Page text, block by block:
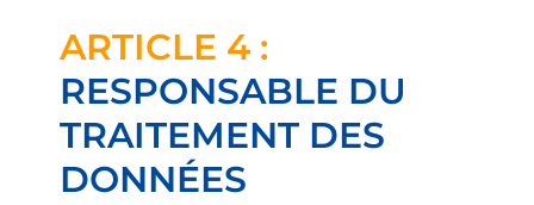
ARTICLE 4 :
RESPONSABLE DU
TRAITEMENT DES
DONNÉES